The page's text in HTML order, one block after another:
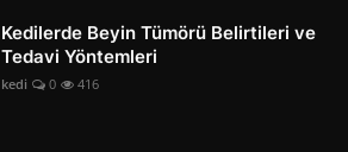
Kedilerde Beyin Tümörü Belirtileri ve
Tedavi Yöntemleri
kedi 0 416